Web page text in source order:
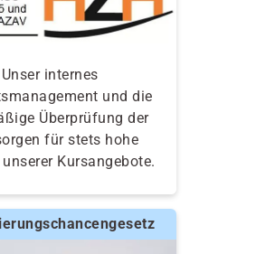
Unser internes
und die
Überprüfung der
für stets hohe
Kursangebote.